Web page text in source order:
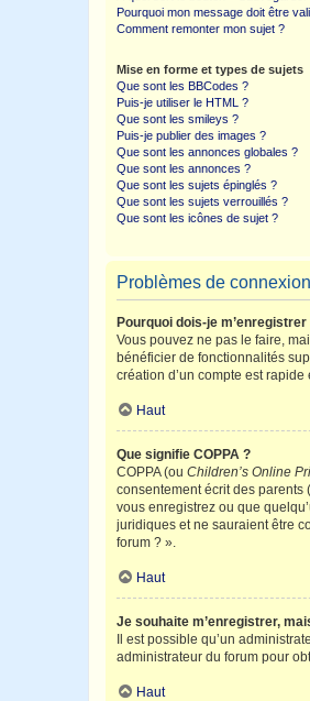
Pourquoi mon message doit être
Comment remonter mon sujet ?
Mise en forme et types de sujets
Que sont les BBCodes ?
Puis-je utiliser le HTML ?
Que sont les smileys ?
Puis-je publier des images ?
Que sont les annonces globales ?
Que sont les annonces ?
Que sont les sujets épinglés ?
Que sont les sujets verrouillés ?
Que sont les icônes de sujet ?
Problèmes de
Pourquoi dois-je m’enregistrer
Vous pouvez ne pas le faire,
bénéficier de fonctionnalités
création d’un compte est
Haut
Que signifie COPPA ?
COPPA (ou Children’s Online
consentement écrit des parents
vous enregistrez ou que
juridiques et ne sauraient être
forum ? ».
Haut
Je souhaite m’enregistrer,
Il est possible qu’un
administrateur du forum pour
Haut